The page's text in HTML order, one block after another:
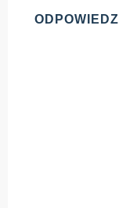
ODPOWIEDZ